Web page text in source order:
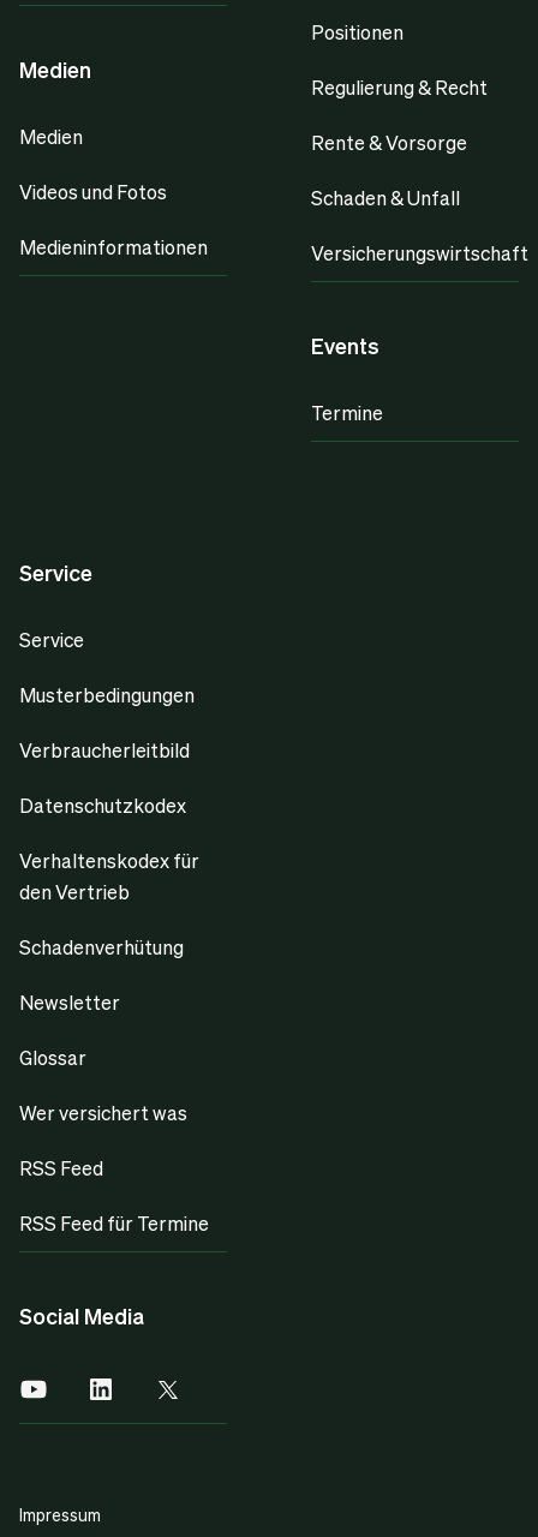
Medien
Medien
Videos und Fotos
Medieninformationen
Positionen
Regulierung & Recht
Rente & Vorsorge
Schaden & Unfall
Versicherungswirtschaft
Events
Termine
Service
Service
Musterbedingungen
Verbraucherleitbild
Datenschutzkodex
Verhaltenskodex für
den Vertrieb
Schadenverhütung
Newsletter
Glossar
Wer versichert was
RSS Feed
RSS Feed für Termine
Social Media
Impressum